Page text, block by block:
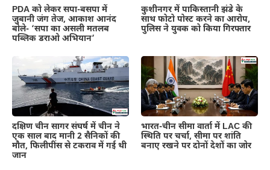
PDA को लेकर सपा-बसपा में
जुबानी जंग तेज, आकाश आनंद
बोले- ‘सपा का असली मतलब
पब्लिक डराओ अभियान’
कुशीनगर में पाकिस्तानी झंडे के
साथ फोटो पोस्ट करने का आरोप,
पुलिस ने युवक को किया गिरफ्तार
दक्षिण चीन सागर संघर्ष में चीन ने
एक साल बाद मानी 2 सैनिकों की
मौत, फिलीपींस से टकराव में गई थी
जान
भारत-चीन सीमा वार्ता में LAC की
स्थिति पर चर्चा, सीमा पर शांति
बनाए रखने पर दोनों देशों का जोर